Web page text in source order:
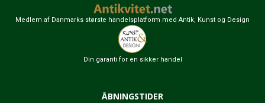
Medlem af Danmarks største handelsplatform med Antik, Kunst og Design
Din garanti for en sikker handel
ÅBNINGSTIDER